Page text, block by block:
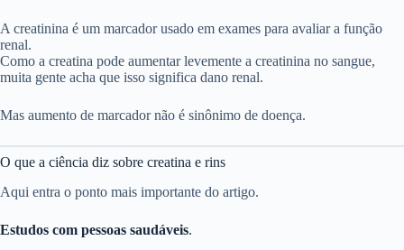
A creatinina é um marcador usado em exames para avaliar a função
renal.
Como a creatina pode aumentar levemente a creatinina no sangue,
muita gente acha que isso significa dano renal.
Mas aumento de marcador não é sinônimo de doença.
O que a ciência diz sobre creatina e rins
Aqui entra o ponto mais importante do artigo.
Estudos com pessoas saudáveis.